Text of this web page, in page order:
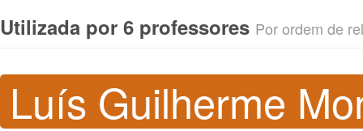
Utilizada por 6 professores Por ordem de
Luís Guilherme